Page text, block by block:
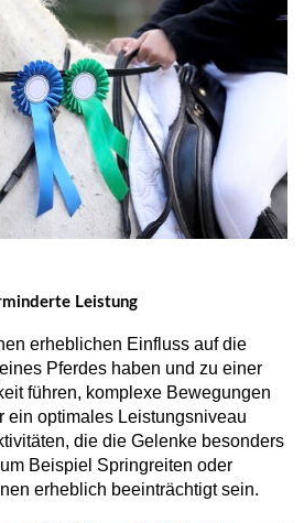
Leistung
erheblichen Einfluss auf die
Pferdes haben und zu einer
führen, komplexe Bewegungen
ein optimales Leistungsniveau
die die Gelenke besonders
Beispiel Springreiten oder
erheblich beeinträchtigt sein.